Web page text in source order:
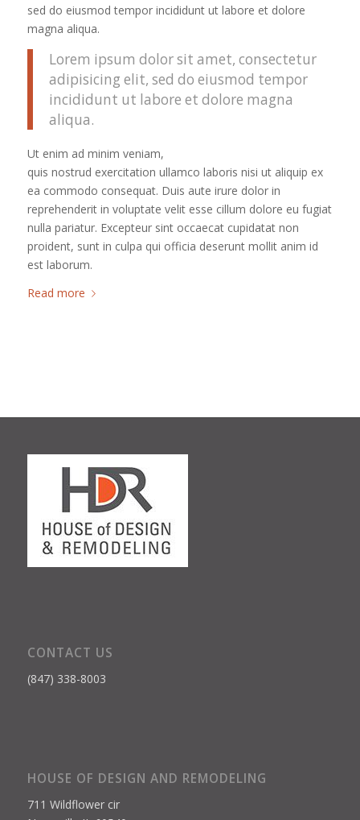
sed do eiusmod tempor incididunt ut labore et dolore
magna aliqua.
Lorem ipsum dolor sit amet, consectetur
adipisicing elit, sed do eiusmod tempor
incididunt ut labore et dolore magna
aliqua.
Ut enim ad minim veniam,
quis nostrud exercitation ullamco laboris nisi ut aliquip ex
ea commodo consequat. Duis aute irure dolor in
reprehenderit in voluptate velit esse cillum dolore eu fugiat
nulla pariatur. Excepteur sint occaecat cupidatat non
proident, sunt in culpa qui officia deserunt mollit anim id
est laborum.
Read more
CONTACT US
(847) 338-8003
HOUSE OF DESIGN AND REMODELING
711 Wildflower cir